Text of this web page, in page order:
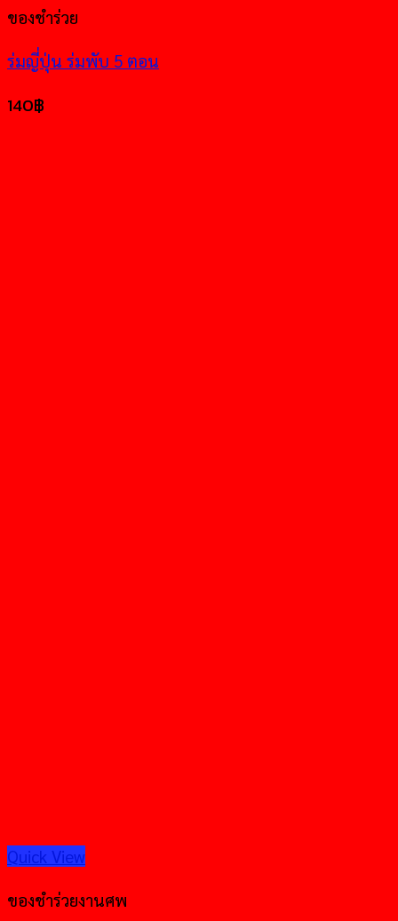
ของชำร่วย
ร่มญี่ปุ่น ร่มพับ 5 ตอน
140฿
Quick View
ของชำร่วยงานศพ